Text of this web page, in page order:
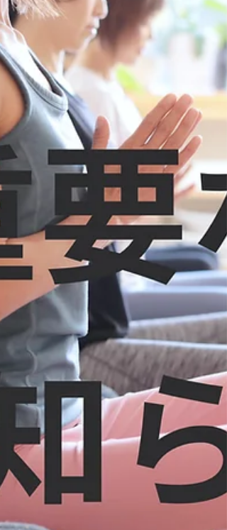
回券：11,000円（期限1ヶ月） ▣ソマカウンセ
リングチケット １回券：7,700円（期限1ヶ月
▣特別レッスンチケット １回券：3,850円（期
限1ヶ月） ※開催するレッスンによって金額が
変わります ▣追加レッスンチケ